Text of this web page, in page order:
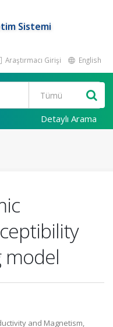
Sistemi
Araştırmacı Girişi English
Detaylı Arama
model
and Magnetism,